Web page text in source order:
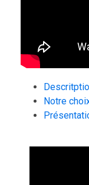
Notre